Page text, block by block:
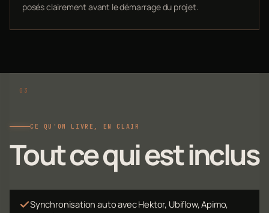
posés clairement avant le démarrage du projet.
CE QU'ON LIVRE, EN CLAIR
Tout ce qui est inclus
Synchronisation auto avec Hektor, Ubiflow, Apimo,